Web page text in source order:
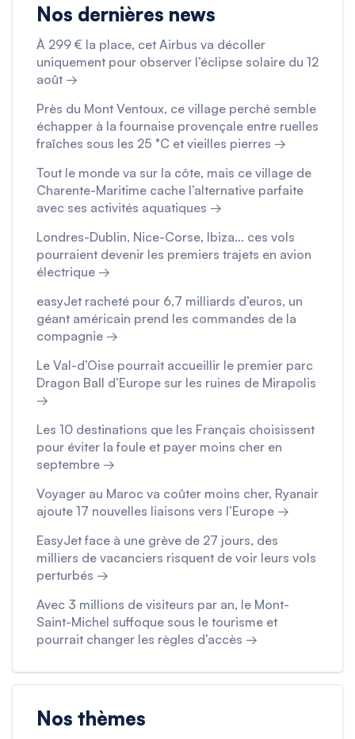
Nos dernières news
À 299 € la place, cet Airbus va décoller
uniquement pour observer l’éclipse solaire du 12
août →
Près du Mont Ventoux, ce village perché semble
échapper à la fournaise provençale entre ruelles
fraîches sous les 25 °C et vieilles pierres →
Tout le monde va sur la côte, mais ce village de
Charente-Maritime cache l’alternative parfaite
avec ses activités aquatiques →
Londres-Dublin, Nice-Corse, Ibiza… ces vols
pourraient devenir les premiers trajets en avion
électrique →
easyJet racheté pour 6,7 milliards d’euros, un
géant américain prend les commandes de la
compagnie →
Le Val-d’Oise pourrait accueillir le premier parc
Dragon Ball d’Europe sur les ruines de Mirapolis
→
Les 10 destinations que les Français choisissent
pour éviter la foule et payer moins cher en
septembre →
Voyager au Maroc va coûter moins cher, Ryanair
ajoute 17 nouvelles liaisons vers l’Europe →
EasyJet face à une grève de 27 jours, des
milliers de vacanciers risquent de voir leurs vols
perturbés →
Avec 3 millions de visiteurs par an, le Mont-
Saint-Michel suffoque sous le tourisme et
pourrait changer les règles d’accès →
Nos thèmes